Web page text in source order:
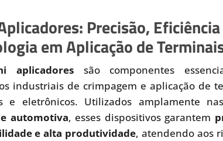
Precisão,
em Aplicação de
aplicadoressão componentes
industriais de crimpagem e aplicação de
e eletrônicos. Utilizados amplamente
automotiva, esses dispositivos garantem
e alta produtividade, atendendo aos